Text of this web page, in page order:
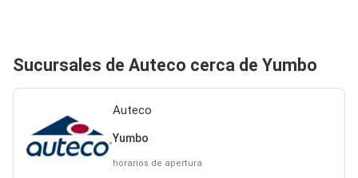
Sucursales de Auteco cerca de Yumbo
Auteco
Yumbo
horarios de apertura